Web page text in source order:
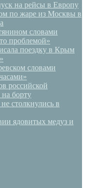
на рейсы в Европу
по жаре из Москвы в
словами
проблемой»
поездку в Крым
словами
российской
борту
столкнулись в
ядовитых медуз и